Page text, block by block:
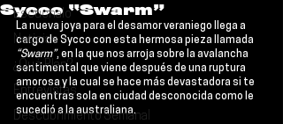
Escúchalo
Noticias
¿Qué Plan?
Entrevistas
Descubrimiento Semanal
Sycco “Swarm”
La nueva joya para el desamor veraniego llega a
cargo de Sycco con esta hermosa pieza llamada
“Swarm”, en la que nos arroja sobre la avalancha
sentimental que viene después de una ruptura
amorosa y la cual se hace más devastadora si te
encuentras sola en ciudad desconocida como le
sucedió a la australiana.